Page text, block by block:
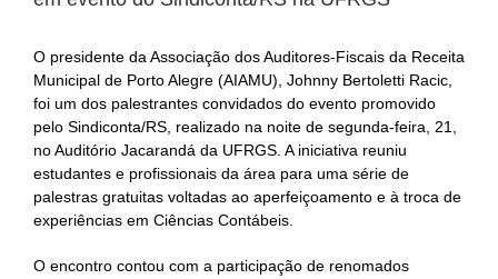
O presidente da Associação dos Auditores-Fiscais da Receita
Municipal de Porto Alegre (AIAMU), Johnny Bertoletti Racic,
foi um dos palestrantes convidados do evento promovido
pelo Sindiconta/RS, realizado na noite de segunda-feira, 21,
no Auditório Jacarandá da UFRGS. A iniciativa reuniu
estudantes e profissionais da área para uma série de
palestras gratuitas voltadas ao aperfeiçoamento e à troca de
experiências em Ciências Contábeis.
O encontro contou com a participação de renomados